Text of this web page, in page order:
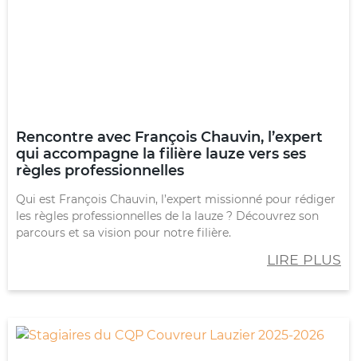
Rencontre avec François Chauvin, l’expert
qui accompagne la filière lauze vers ses
règles professionnelles
Qui est François Chauvin, l’expert missionné pour rédiger
les règles professionnelles de la lauze ? Découvrez son
parcours et sa vision pour notre filière.
LIRE PLUS